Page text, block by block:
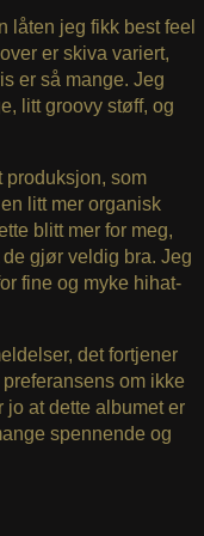
låten jeg fikk best feel
er skiva variert,
er så mange. Jeg
litt groovy støff, og
produksjon, som
litt mer organisk
blitt mer for meg,
gjør veldig bra. Jeg
fine og myke hihat-
det fortjener
om ikke
at dette albumet er
spennende og